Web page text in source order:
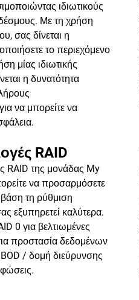
ιδιωτικούς
Με τη χρήση
σας δίνεται η
το περιεχόμενο
μίας ιδιωτικής
η δυνατότητα
να μπορείτε να
RAID
RAID της μονάδας My
να προσαρμόσετε
τη ρύθμιση
εξυπηρετεί καλύτερα.
0 για βελτιωμένες
προστασία δεδομένων
/ δομή διεύρυνσης